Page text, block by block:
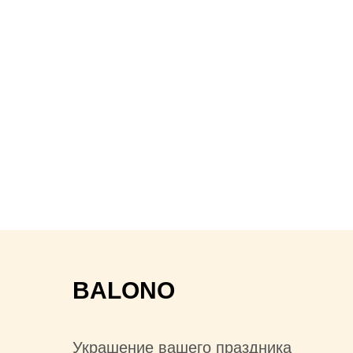
BALONO
Украшение вашего праздника